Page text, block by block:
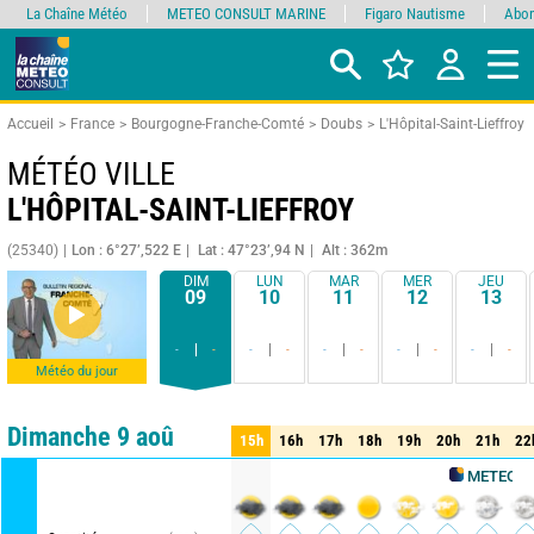
Accueil France Bourgogne-Franche-Comté Doubs L'Hôpital-Saint-Lieffroy
MÉTÉO VILLE
L'HÔPITAL-SAINT-LIEFFROY
(25340) Lon : 6°27’,522 E Lat : 47°23’,94 N Alt : 362m
Météo du jour
DIM
09
- -
LUN
10
- -
MAR
11
- -
MER
12
- -
JEU
13
- -
Comparateur détaillé synthétique
Dimanche 9 aoû
METEO
15h 16h 17h 18h 19h 20h 21h
15h 16h 17h 18h 19h 20h 21h
La Chaîne Météo METEO CONSULT MARINE Figaro Nautisme